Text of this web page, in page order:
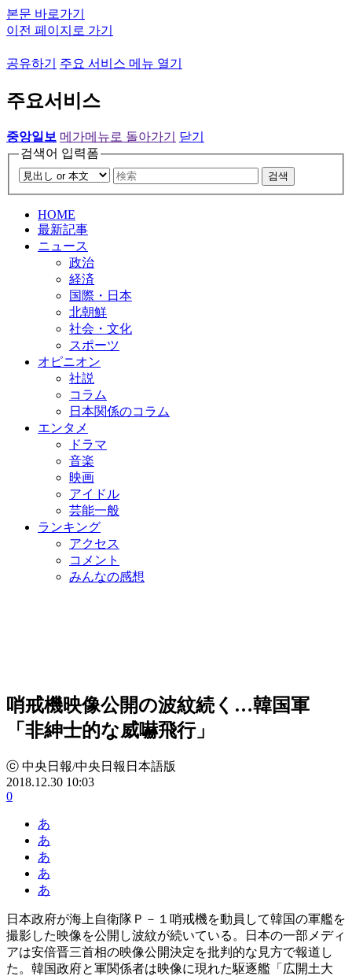
본문 바로가기
이전 페이지로 가기
공유하기 주요 서비스 메뉴 열기
주요서비스
중앙일보 메가메뉴로 돌아가기
닫기
검색어 입력폼
검색
HOME
最新記事
ニュース
政治
経済
国際・日本
北朝鮮
社会・文化
スポーツ
オピニオン
社説
コラム
日本関係のコラム
エンタメ
ドラマ
音楽
映画
アイドル
芸能一般
ランキング
アクセス
コメント
みんなの感想
哨戒機映像公開の波紋続く…韓国軍
「非紳士的な威嚇飛行」
ⓒ 中央日報/中央日報日本語版
2018.12.30 10:03
0
あ
あ
あ
あ
あ
日本政府が海上自衛隊Ｐ－１哨戒機を動員して韓国の軍艦を
撮影した映像を公開し波紋が続いている。日本の一部メディ
アは安倍晋三首相の映像公開決定を批判的な見方で報道し
た。韓国政府と軍関係者は映像に現れた駆逐艦「広開土大